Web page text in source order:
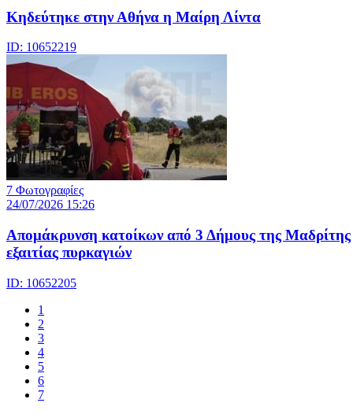
Κηδεύτηκε στην Αθήνα η Μαίρη Λίντα
ID: 10652219
7 Φωτογραφίες
24/07/2026 15:26
Απομάκρυνση κατοίκων από 3 Δήμους της Μαδρίτης
εξαιτίας πυρκαγιών
ID: 10652205
1
2
3
4
5
6
7